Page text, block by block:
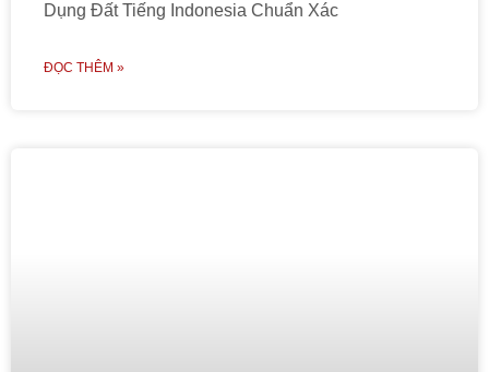
Dụng Đất Tiếng Indonesia Chuẩn Xác
ĐỌC THÊM »